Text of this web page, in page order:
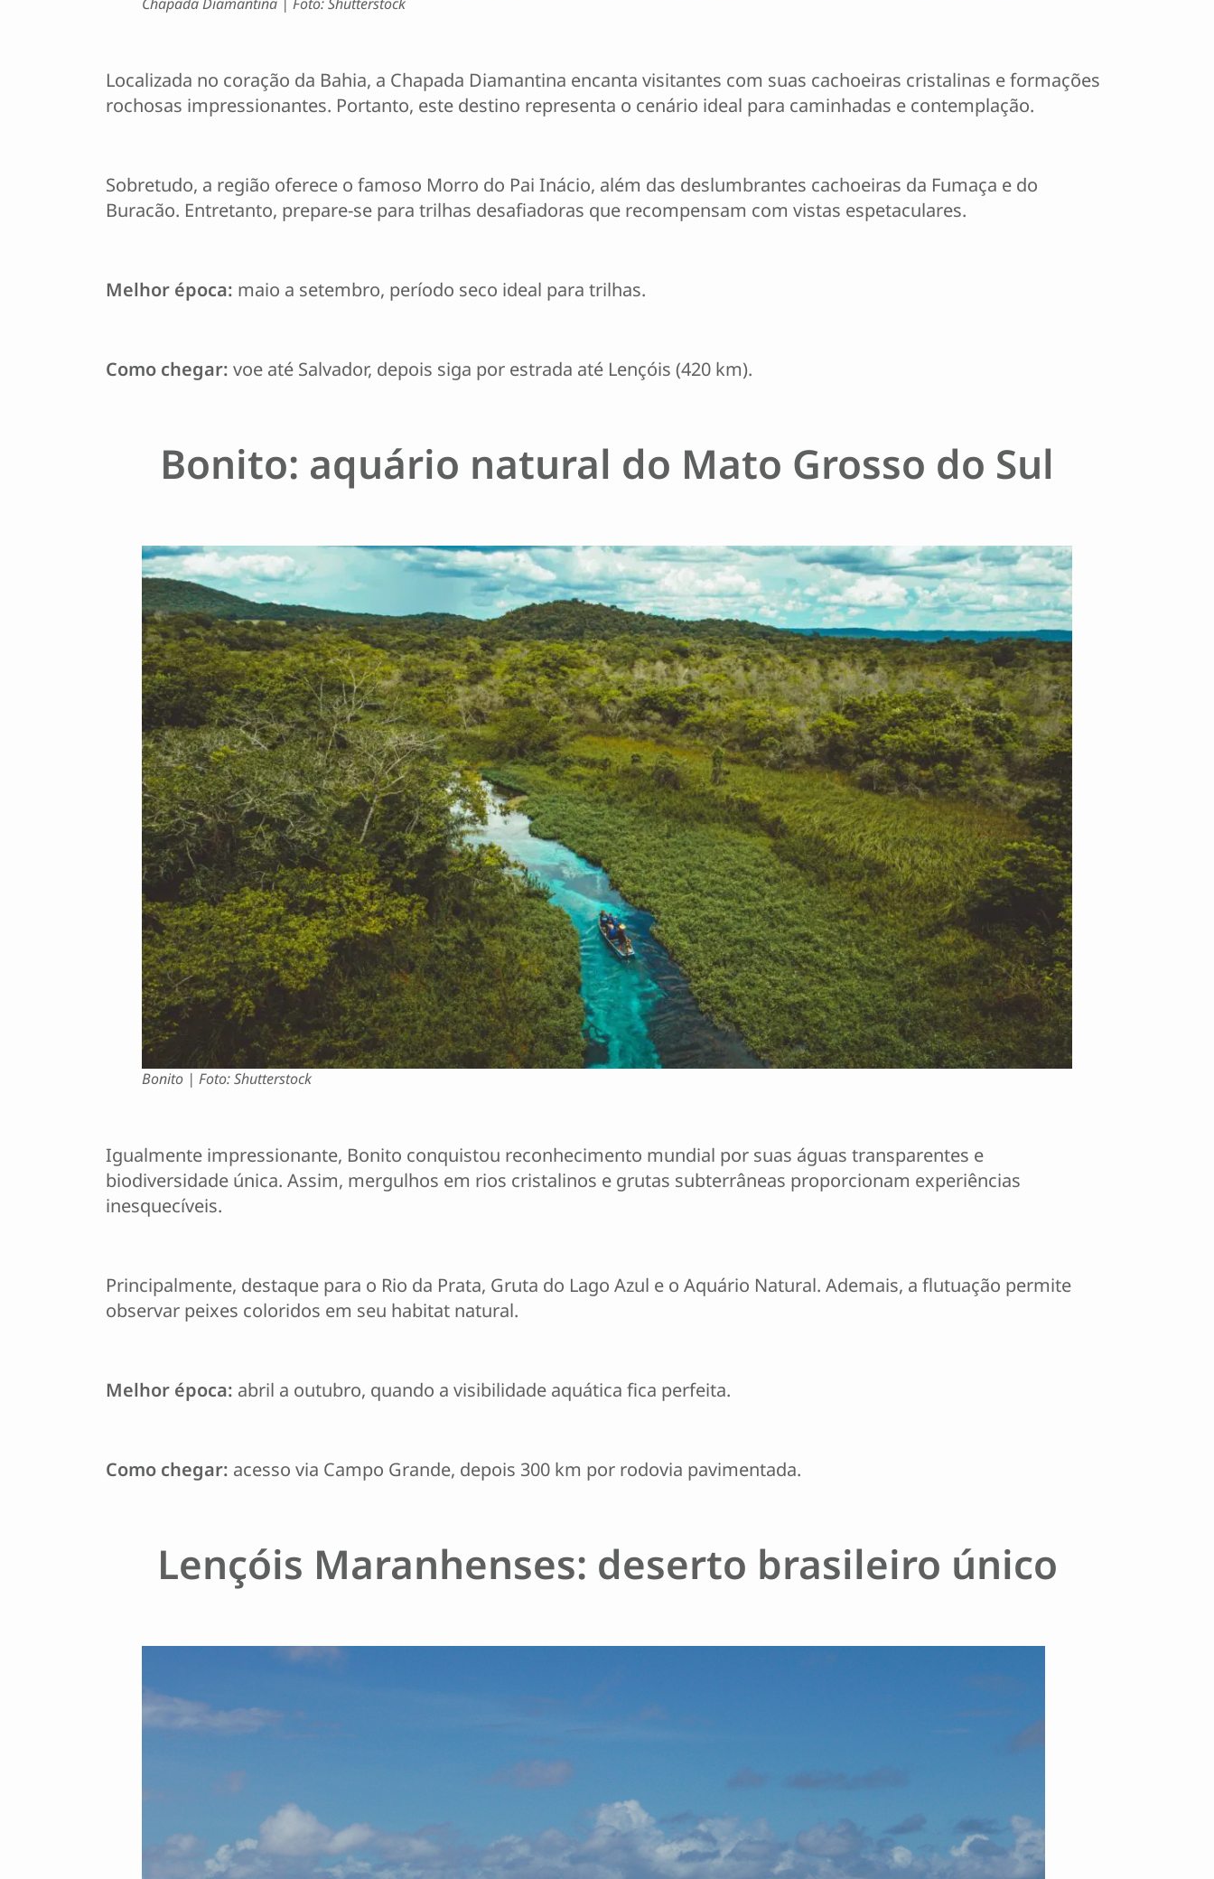
Localizada no coração da Bahia, a Chapada Diamantina encanta visitantes com suas cachoeiras cristalinas e formações
rochosas impressionantes. Portanto, este destino representa o cenário ideal para caminhadas e contemplação.
Sobretudo, a região oferece o famoso Morro do Pai Inácio, além das deslumbrantes cachoeiras da Fumaça e do
Buracão. Entretanto, prepare-se para trilhas desafiadoras que recompensam com vistas espetaculares.
Melhor época: maio a setembro, período seco ideal para trilhas.
Como chegar: voe até Salvador, depois siga por estrada até Lençóis (420 km).
Bonito: aquário natural do Mato Grosso do Sul
Bonito | Foto: Shutterstock
Igualmente impressionante, Bonito conquistou reconhecimento mundial por suas águas transparentes e
biodiversidade única. Assim, mergulhos em rios cristalinos e grutas subterrâneas proporcionam experiências
inesquecíveis.
Principalmente, destaque para o Rio da Prata, Gruta do Lago Azul e o Aquário Natural. Ademais, a flutuação permite
observar peixes coloridos em seu habitat natural.
Melhor época: abril a outubro, quando a visibilidade aquática fica perfeita.
Como chegar: acesso via Campo Grande, depois 300 km por rodovia pavimentada.
Lençóis Maranhenses: deserto brasileiro único